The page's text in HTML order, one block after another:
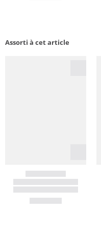
Assorti à cet article